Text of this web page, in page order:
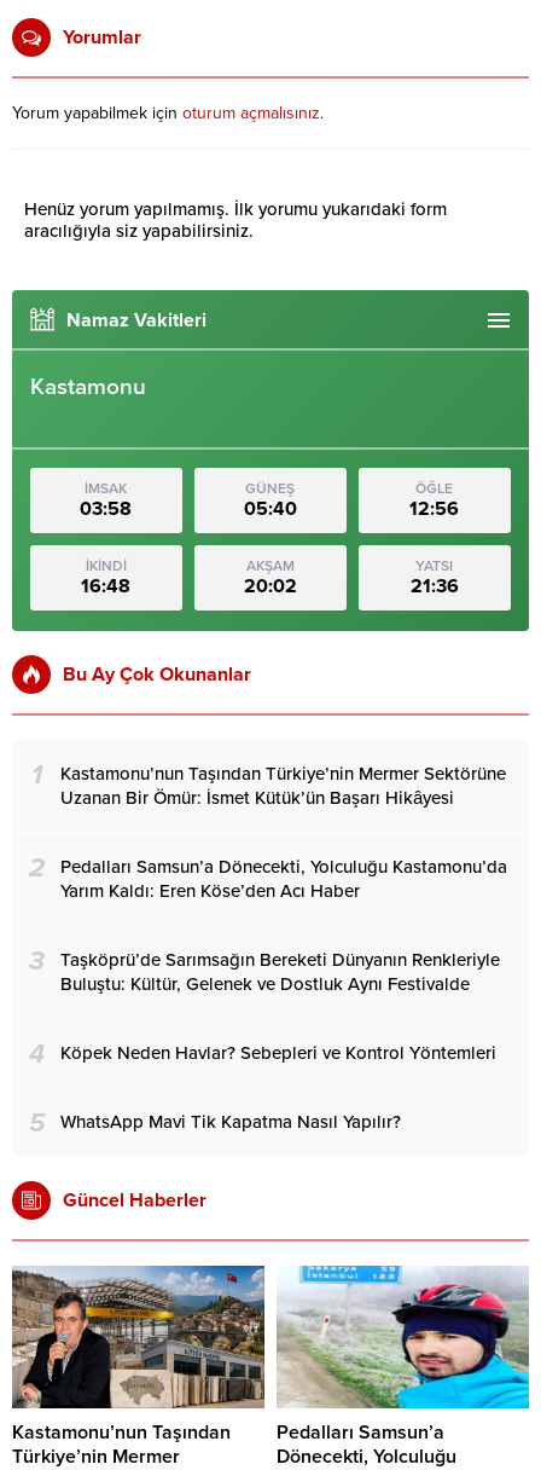
Yorumlar
Yorum yapabilmek için oturum açmalısınız.
Henüz yorum yapılmamış. İlk yorumu yukarıdaki form
aracılığıyla siz yapabilirsiniz.
Namaz Vakitleri
Kastamonu
İMSAK
03:58
GÜNEŞ
05:40
ÖĞLE
12:56
İKİNDİ
16:48
AKŞAM
20:02
YATSI
21:36
Bu Ay Çok Okunanlar
1
Kastamonu’nun Taşından Türkiye’nin Mermer Sektörüne
Uzanan Bir Ömür: İsmet Kütük’ün Başarı Hikâyesi
2
Pedalları Samsun’a Dönecekti, Yolculuğu Kastamonu’da
Yarım Kaldı: Eren Köse’den Acı Haber
3
Taşköprü’de Sarımsağın Bereketi Dünyanın Renkleriyle
Buluştu: Kültür, Gelenek ve Dostluk Aynı Festivalde
4 Köpek Neden Havlar? Sebepleri ve Kontrol Yöntemleri
5 WhatsApp Mavi Tik Kapatma Nasıl Yapılır?
Güncel Haberler
Kastamonu’nun Taşından
Türkiye’nin Mermer
Pedalları Samsun’a
Dönecekti, Yolculuğu